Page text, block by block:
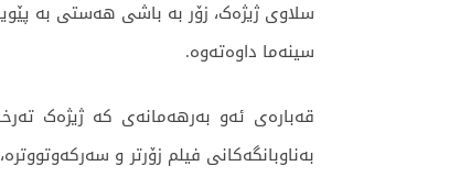
سلاوی ژیژەک، زۆر بە باشی هەستی بە
سینەما داوەتەوە.
قەبارەی ئەو بەرهەمانەی کە ژیژەک
بەناوبانگەکانی فیلم زۆرتر و